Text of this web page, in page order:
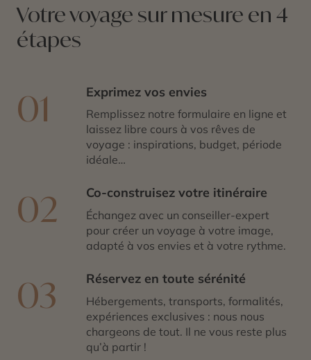
Votre voyage sur mesure en 4
étapes
01 Exprimez vos envies
Remplissez notre formulaire en ligne et
laissez libre cours à vos rêves de
voyage : inspirations, budget, période
idéale…
02 Co-construisez votre itinéraire
Échangez avec un conseiller-expert
pour créer un voyage à votre image,
adapté à vos envies et à votre rythme.
03 Réservez en toute sérénité
Hébergements, transports, formalités,
expériences exclusives : nous nous
chargeons de tout. Il ne vous reste plus
qu’à partir !